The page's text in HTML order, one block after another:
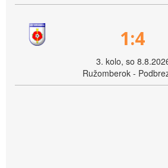
1:4
3. kolo, so
Ružomberok -